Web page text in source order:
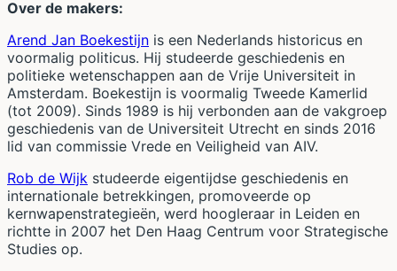
Over de makers:
Arend Jan Boekestijn is een Nederlands historicus en
voormalig politicus. Hij studeerde geschiedenis en
politieke wetenschappen aan de Vrije Universiteit in
Amsterdam. Boekestijn is voormalig Tweede Kamerlid
(tot 2009). Sinds 1989 is hij verbonden aan de vakgroep
geschiedenis van de Universiteit Utrecht en sinds 2016
lid van commissie Vrede en Veiligheid van AIV.
Rob de Wijk studeerde eigentijdse geschiedenis en
internationale betrekkingen, promoveerde op
kernwapenstrategieën, werd hoogleraar in Leiden en
richtte in 2007 het Den Haag Centrum voor Strategische
Studies op.